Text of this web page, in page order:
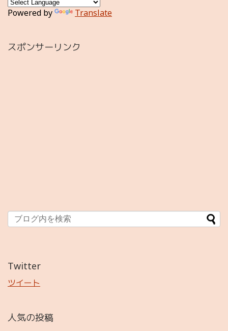
Powered by Translate
スポンサーリンク
Twitter
ツイート
人気の投稿